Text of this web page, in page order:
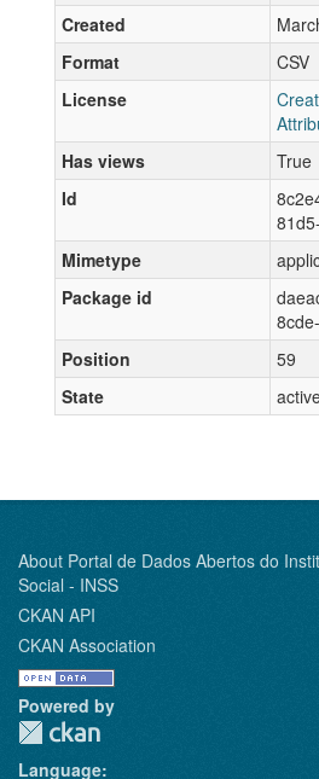
Created
Format
CSV
License
Has views
True
Id
Mimetype
Package id
Position
59
State
About Portal de Dados Abertos do
Social - INSS
CKAN API
CKAN Association
Powered by
Language